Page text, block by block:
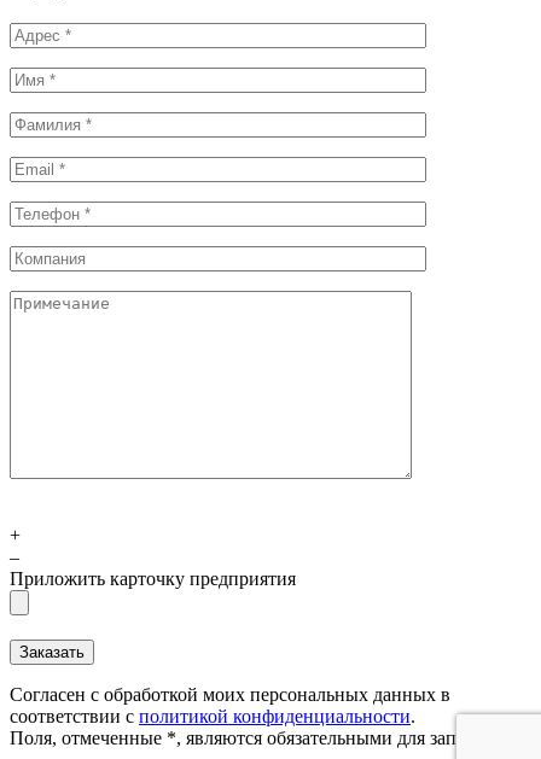
+
–
Приложить карточку предприятия
Согласен с обработкой моих персональных данных в
соответствии с политикой конфиденциальности.
Поля, отмеченные *, являются обязательными для заполнения